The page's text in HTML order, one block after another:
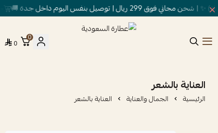
ريال | توصيل بنفس اليوم داخل جدة 🚚
0
0
العناية بالشعر
الرئيسية الجمال والعناية العناية بالشعر